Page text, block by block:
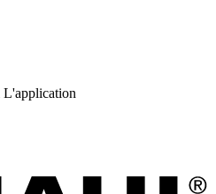
L'application